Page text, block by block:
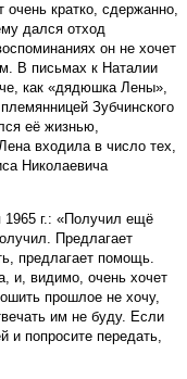
кратко, сдержанно,
дался отход
он не хочет
В письмах к Наталии
как «дядюшка Лены»,
Зубчинского
её жизнью,
входила в число тех,
Николаевича
1965 г.: «Получил ещё
Предлагает
предлагает помощь.
и, видимо, очень хочет
прошлое не хочу,
им не буду. Если
и попросите передать,